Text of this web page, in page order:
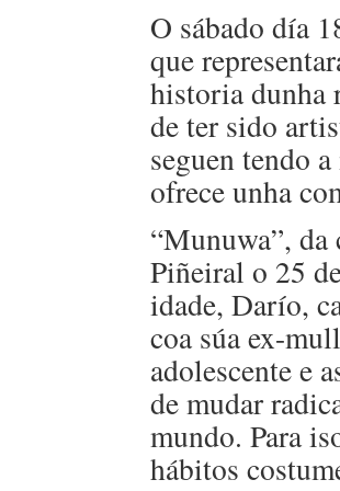
O sábado día
que
historia dunha
de ter sido
seguen tendo
ofrece unha
“Munuwa”, da
Piñeiral o 25
idade, Darío,
coa súa ex-
adolescente e
de mudar
mundo. Para
hábitos